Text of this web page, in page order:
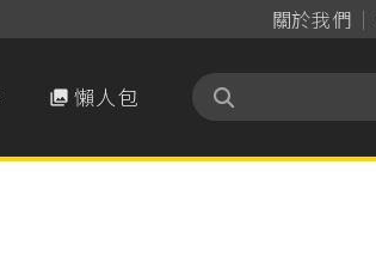
關於我們
 懶人包